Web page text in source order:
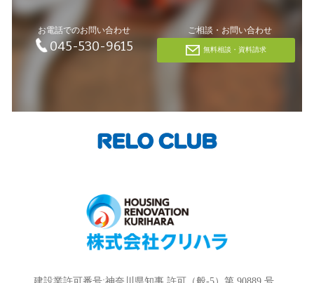
お電話でのお問い合わせ
045-530-9615
ご相談・お問い合わせ
無料相談・資料請求